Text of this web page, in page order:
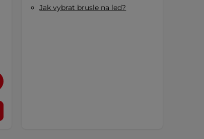
Jak vybrat brusle na led?